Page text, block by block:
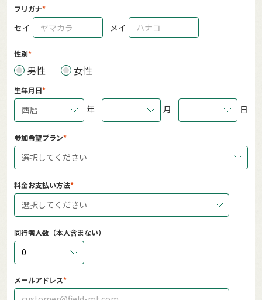
フリガナ
セイ メイ
性別
男性 女性
生年月日
西暦 年 月 日
参加希望プラン
選択してください
料金お支払い方法
選択してください
同行者人数（本人含まない）
0
メールアドレス